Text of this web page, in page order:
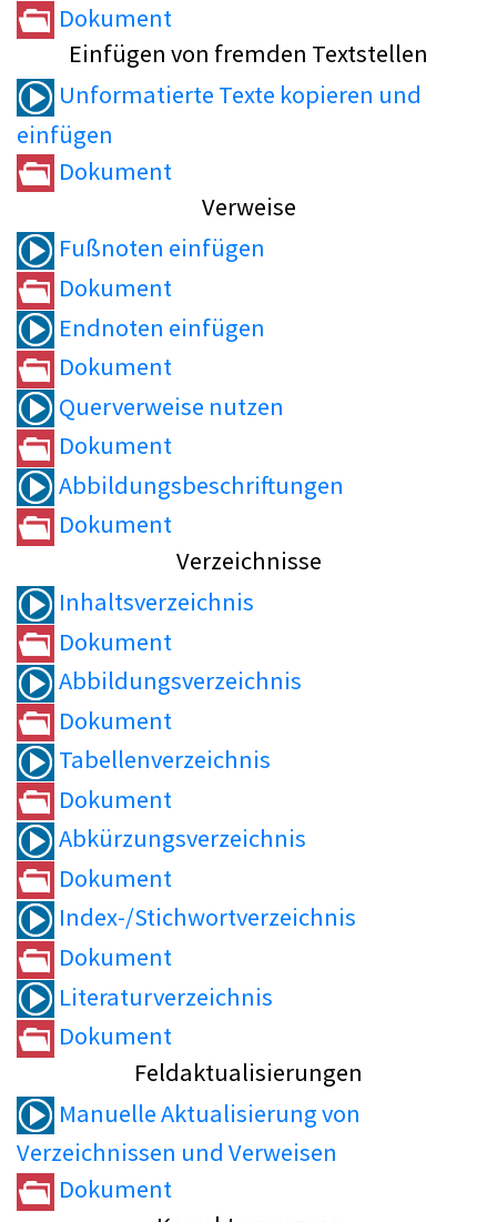
Dokument
Einfügen von fremden Textstellen
Unformatierte Texte kopieren und
einfügen
Dokument
Verweise
Fußnoten einfügen
Dokument
Endnoten einfügen
Dokument
Querverweise nutzen
Dokument
Abbildungsbeschriftungen
Dokument
Verzeichnisse
Inhaltsverzeichnis
Dokument
Abbildungsverzeichnis
Dokument
Tabellenverzeichnis
Dokument
Abkürzungsverzeichnis
Dokument
Index-/Stichwortverzeichnis
Dokument
Literaturverzeichnis
Dokument
Feldaktualisierungen
Manuelle Aktualisierung von
Verzeichnissen und Verweisen
Dokument